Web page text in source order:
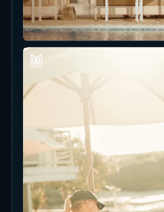
Balangan Sunset Seat
Balangan menghadap sisi
frame laut dan cahaya.